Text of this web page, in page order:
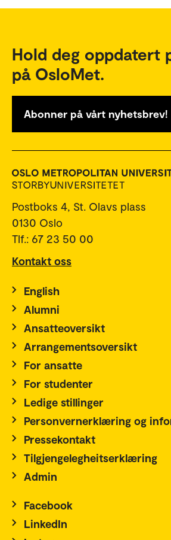
Hold deg oppdatert
på OsloMet.
Abonner på vårt nyhetsbrev!
Postboks 4, St. Olavs plass
0130 Oslo
Tlf.: 67 23 50 00
Kontakt oss
English
Alumni
Ansatteoversikt
Arrangementsoversikt
For ansatte
For studenter
Ledige stillinger
Personvernerklæring og
Pressekontakt
Tilgjengelegheitserklæring
Admin
Facebook
LinkedIn